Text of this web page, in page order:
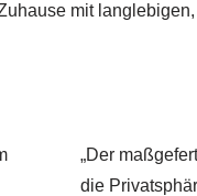
mit
„Der
die